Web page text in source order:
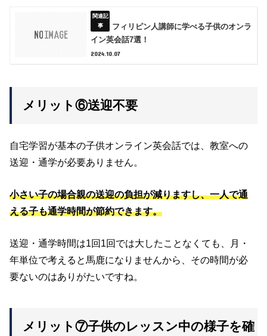
フィリピン人講師に学べる子供のオンラ
イン英会話7選！
2024.10.07
メリット⑥送迎不要
自宅学習が基本の子供オンライン英会話では、教室への
送迎・通学が必要ありません。
小さい子の場合親の送迎の負担が減りますし、一人で通
える子も通学時間が節約できます。
送迎・通学時間は1回1回では大したことなくても、月・
年単位で考えると馬鹿になりませんから、その時間が必
要ないのはありがたいですね。
メリット⑦子供のレッスン中の様子を確